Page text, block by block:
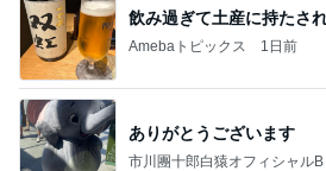
ありがとうございます
市川團十郎白猿オフィシャルB
内覧会前に悩む家の負圧問
Amebaトピックス 1日前